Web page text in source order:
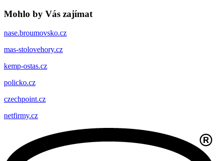
Mohlo by Vás zajímat
nase.broumovsko.cz
mas-stolovehory.cz
kemp-ostas.cz
policko.cz
czechpoint.cz
netfirmy.cz